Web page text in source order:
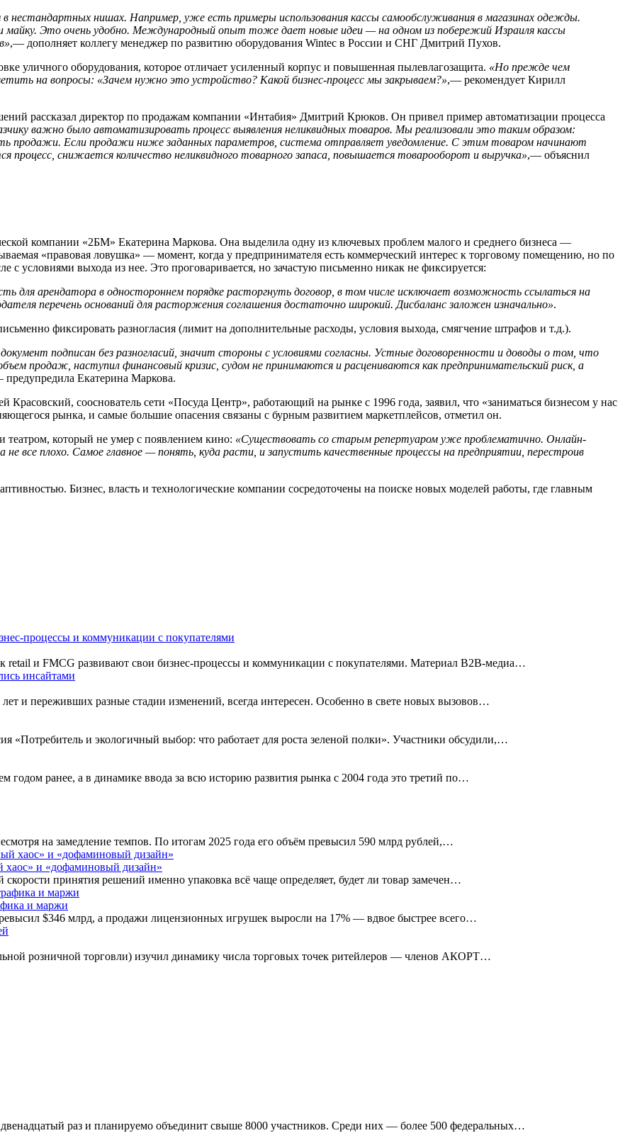
нестандартных нишах. Например, уже есть примеры использования кассы самообслуживания в магазинах одежды.
майку. Это очень удобно. Международный опыт тоже дает новые идеи — на одном из побережий Израиля кассы
,— дополняет коллегу менеджер по развитию оборудования Wintec в России и СНГ Дмитрий Пухов.
уличного оборудования, которое отличает усиленный корпус и повышенная пылевлагозащита. «Но прежде чем
на вопросы: «Зачем нужно это устройство? Какой бизнес-процесс мы закрываем?»,— рекомендует Кирилл
рассказал директор по продажам компании «Интабия» Дмитрий Крюков. Он привел пример автоматизации процесса
важно было автоматизировать процесс выявления неликвидных товаров. Мы реализовали это таким образом:
Если продажи ниже заданных параметров, система отправляет уведомление. С этим товаром начинают
снижается количество неликвидного товарного запаса, повышается товарооборот и выручка»,— объяснил
компании «2БМ» Екатерина Маркова. Она выделила одну из ключевых проблем малого и среднего бизнеса —
«правовая ловушка» — момент, когда у предпринимателя есть коммерческий интерес к торговому помещению, но по
с условиями выхода из нее. Это проговаривается, но зачастую письменно никак не фиксируется:
для арендатора в одностороннем порядке расторгнуть договор, в том числе исключает возможность ссылаться на
перечень оснований для расторжения соглашения достаточно широкий. Дисбаланс заложен изначально».
фиксировать разногласия (лимит на дополнительные расходы, условия выхода, смягчение штрафов и т.д.).
подписан без разногласий, значит стороны с условиями согласны. Устные договоренности и доводы о том, что
продаж, наступил финансовый кризис, судом не принимаются и расцениваются как предпринимательский риск, а
Екатерина Маркова.
сооснователь сети «Посуда Центр», работающий на рынке с 1996 года, заявил, что «заниматься бизнесом у нас
рынка, и самые большие опасения связаны с бурным развитием маркетплейсов, отметил он.
который не умер с появлением кино: «Существовать со старым репертуаром уже проблематично. Онлайн-
не все плохо. Самое главное — понять, куда расти, и запустить качественные процессы на предприятии, перестроив
Бизнес, власть и технологические компании сосредоточены на поиске новых моделей работы, где главным
процессы и коммуникации с покупателями
retail и FMCG развивают свои бизнес-процессы и коммуникации с покупателями. Материал B2B-медиа…
инсайтами
и переживших разные стадии изменений, всегда интересен. Особенно в свете новых вызовов…
«Потребитель и экологичный выбор: что работает для роста зеленой полки». Участники обсудили,…
ранее, а в динамике ввода за всю историю развития рынка с 2004 года это третий по…
на замедление темпов. По итогам 2025 года его объём превысил 590 млрд рублей,…
хаос» и «дофаминовый дизайн»
принятия решений именно упаковка всё чаще определяет, будет ли товар замечен…
и маржи
$346 млрд, а продажи лицензионных игрушек выросли на 17% — вдвое быстрее всего…
розничной торговли) изучил динамику числа торговых точек ритейлеров — членов АКОРТ…
раз и планируемо объединит свыше 8000 участников. Среди них — более 500 федеральных…